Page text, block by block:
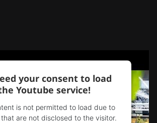
your consent to load
Youtube service!
is not permitted to load due to
are not disclosed to the visitor.